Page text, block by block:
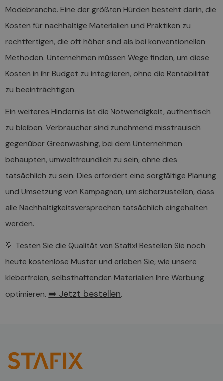
Modebranche. Eine der größten Hürden besteht darin, die
Kosten für nachhaltige Materialien und Praktiken zu
rechtfertigen, die oft höher sind als bei konventionellen
Methoden. Unternehmen müssen Wege finden, um diese
Kosten in ihr Budget zu integrieren, ohne die Rentabilität
zu beeinträchtigen.
Ein weiteres Hindernis ist die Notwendigkeit, authentisch
zu bleiben. Verbraucher sind zunehmend misstrauisch
gegenüber Greenwashing, bei dem Unternehmen
behaupten, umweltfreundlich zu sein, ohne dies
tatsächlich zu sein. Dies erfordert eine sorgfältige Planung
und Umsetzung von Kampagnen, um sicherzustellen, dass
alle Nachhaltigkeitsversprechen tatsächlich eingehalten
werden.
💡 Testen Sie die Qualität von Stafix! Bestellen Sie noch
heute kostenlose Muster und erleben Sie, wie unsere
kleberfreien, selbsthaftenden Materialien Ihre Werbung
optimieren. ➡️ Jetzt bestellen.